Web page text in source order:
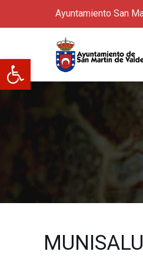
Abrir barra de herramientas
Ayuntamiento San